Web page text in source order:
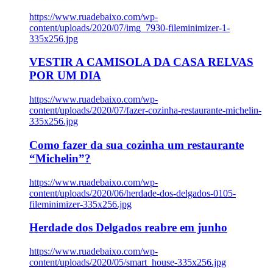
https://www.ruadebaixo.com/wp-
content/uploads/2020/07/img_7930-fileminimizer-1-
335x256.jpg
VESTIR A CAMISOLA DA CASA RELVAS
POR UM DIA
https://www.ruadebaixo.com/wp-
content/uploads/2020/07/fazer-cozinha-restaurante-michelin-
335x256.jpg
Como fazer da sua cozinha um restaurante
“Michelin”?
https://www.ruadebaixo.com/wp-
content/uploads/2020/06/herdade-dos-delgados-0105-
fileminimizer-335x256.jpg
Herdade dos Delgados reabre em junho
https://www.ruadebaixo.com/wp-
content/uploads/2020/05/smart_house-335x256.jpg